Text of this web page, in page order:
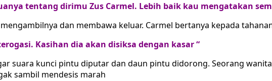
tentang dirimu Zus Carmel. Lebih baik kau mengatakan
dan membawa keluar. Carmel bertanya kepada
Kasihan dia akan disiksa dengan kasar “
suara kunci pintu diputar dan daun pintu didorong. Seorang
sambil mendesis marah